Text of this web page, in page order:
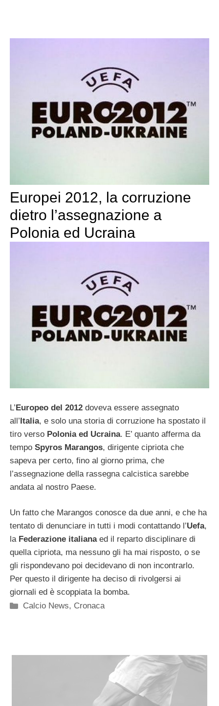
Europei 2012, la corruzione
dietro l’assegnazione a
Polonia ed Ucraina
L’Europeo del 2012 doveva essere assegnato
all’Italia, e solo una storia di corruzione ha spostato il
tiro verso Polonia ed Ucraina. E’ quanto afferma da
tempo Spyros Marangos, dirigente cipriota che
sapeva per certo, fino al giorno prima, che
l’assegnazione della rassegna calcistica sarebbe
andata al nostro Paese.
Un fatto che Marangos conosce da due anni, e che ha
tentato di denunciare in tutti i modi contattando l’Uefa,
la Federazione italianaed il reparto disciplinare di
quella cipriota, ma nessuno gli ha mai risposto, o se
gli rispondevano poi decidevano di non incontrarlo.
Per questo il dirigente ha deciso di rivolgersi ai
giornali ed è scoppiata la bomba.
Categorie
Calcio News, Cronaca